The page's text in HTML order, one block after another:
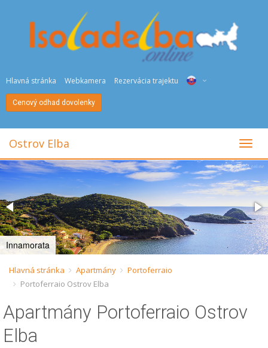
Hlavná stránka Webkamera Rezervácia trajektu
DEU
NED
FRA
PYC
SLO
Cenový odhad dovolenky
Ostrov Elba
Innamorata
Hlavná stránka Apartmány
Portoferraio
Portoferraio Ostrov Elba
Apartmány Portoferraio Ostrov
Elba